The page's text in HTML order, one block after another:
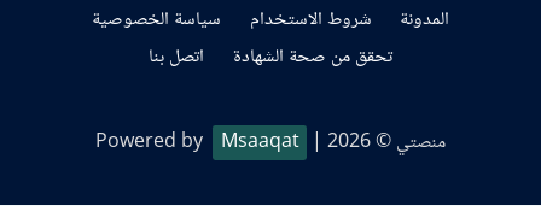
المدونة شروط الاستخدام
سياسة الخصوصية
تحقق من صحة الشهادة
اتصل بنا
منصتي © 2026 | Powered by
Msaaqat